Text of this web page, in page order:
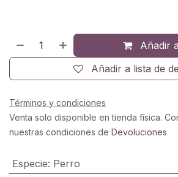
Añadir
Añadir a lista de
Términos y condiciones
Venta solo disponible en tienda física.
nuestras condiciones de Devoluciones
Especie: Perro